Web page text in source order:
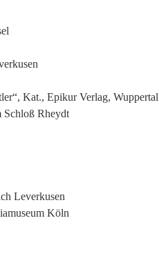
Kat., Epikur Verlag, Wuppertal
Schloß Rheydt
Leverkusen
Köln